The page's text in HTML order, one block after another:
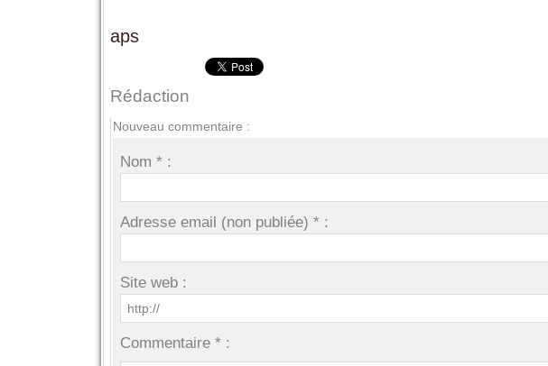
aps
Rédaction
Nouveau commentaire :
Nom * :
Adresse email (non publiée) * :
Site web :
Commentaire * :